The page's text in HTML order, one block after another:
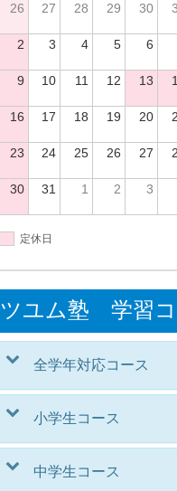
26 27 28 29 30
2 3 4 5 6
9 10 11 12 13
16 17 18 19 20
23 24 25 26 27
30 31 1 2 3
定休日
ツユム塾 学習コ
全学年対応コース
小学生コース
中学生コース